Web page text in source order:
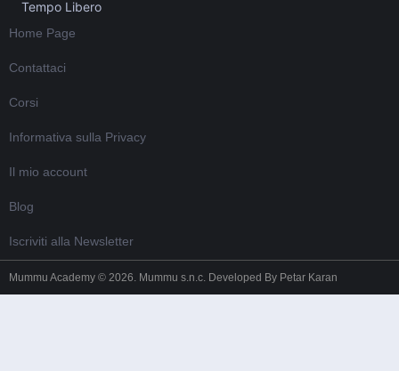
Tempo Libero
Home Page
Contattaci
Corsi
Informativa sulla Privacy
Il mio account
Blog
Iscriviti alla Newsletter
Mummu Academy © 2026. Mummu s.n.c. Developed By Petar Karan